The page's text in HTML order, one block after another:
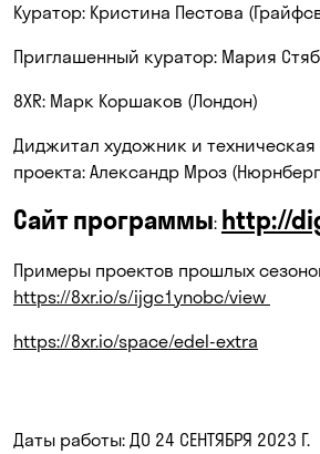
Куратор: Кристина Пестова
Приглашенный куратор: Мария
8XR: Марк Коршаков (Лондон)
Диджитал художник и
проекта: Александр Мроз
Сайт программы: http://
Примеры проектов прошлых
https://8xr.io/s/ijgc1ynobc/view
https://8xr.io/space/edel-extra
Даты работы: ДО 24 СЕНТЯБРЯ 2023 Г.